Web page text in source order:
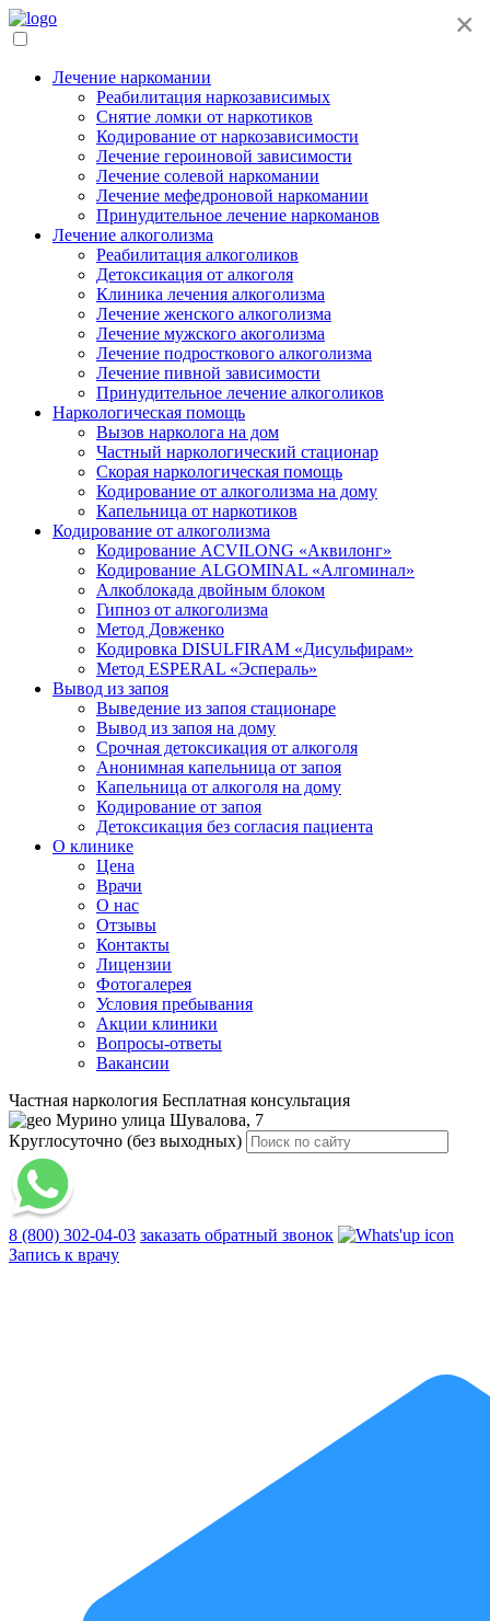
Лечение наркомании
Реабилитация наркозависимых
Снятие ломки от наркотиков
Кодирование от наркозависимости
Лечение героиновой зависимости
Лечение солевой наркомании
Лечение мефедроновой наркомании
Принудительное лечение наркоманов
Лечение алкоголизма
Реабилитация алкоголиков
Детоксикация от алкоголя
Клиника лечения алкоголизма
Лечение женского алкоголизма
Лечение мужского акоголизма
Лечение подросткового алкоголизма
Лечение пивной зависимости
Принудительное лечение алкоголиков
Наркологическая помощь
Вызов нарколога на дом
Частный наркологический стационар
Скорая наркологическая помощь
Кодирование от алкоголизма на дому
Капельница от наркотиков
Кодирование от алкоголизма
Кодирование ACVILONG «Аквилонг»
Кодирование ALGOMINAL «Алгоминал»
Алкоблокада двойным блоком
Гипноз от алкоголизма
Метод Довженко
Кодировка DISULFIRAM «Дисульфирам»
Метод ESPERAL «Эспераль»
Вывод из запоя
Выведение из запоя стационаре
Вывод из запоя на дому
Срочная детоксикация от алкоголя
Анонимная капельница от запоя
Капельница от алкоголя на дому
Кодирование от запоя
Детоксикация без согласия пациента
О клинике
Цена
Врачи
О нас
Отзывы
Контакты
Лицензии
Фотогалерея
Условия пребывания
Акции клиники
Вопросы-ответы
Вакансии
Частная наркология Бесплатная консультация
Мурино улица Шувалова, 7
Круглосуточно (без выходных)
8 (800) 302-04-03 заказать обратный звонок
Запись к врачу
×